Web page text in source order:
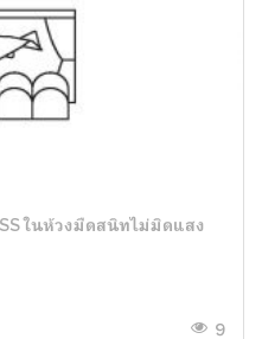
ในห้วงมืดสนิทไม่มิดแสง
9